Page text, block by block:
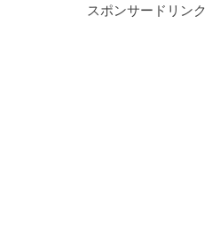
スポンサードリンク